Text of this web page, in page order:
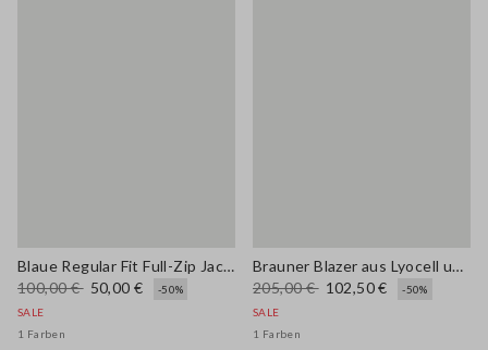
Blaue Regular Fit Full-Zip Jacke
100,00 € 50,00 €
-50%
SALE
1 Farben
Brauner Blazer aus Lyocell und Hanf in Regular Fit mit Gürtel
205,00 € 102,50 €
-50%
SALE
1 Farben